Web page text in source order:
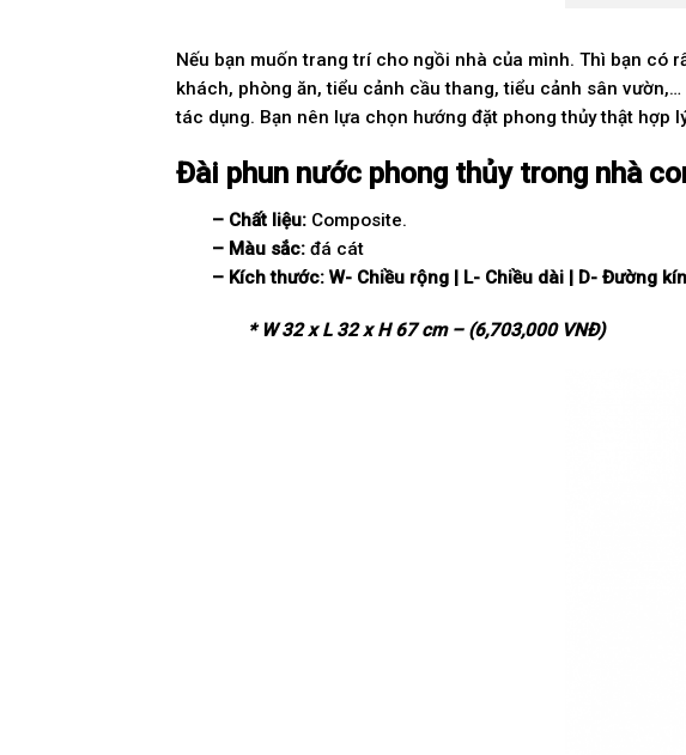
Nếu bạn muốn trang trí cho ngồi nhà của mình. Thì bạn có
khách, phòng ăn, tiểu cảnh cầu thang, tiểu cảnh sân
tác dụng. Bạn nên lựa chọn hướng đặt phong thủy thật hợp
Đài phun nước phong thủy trong nhà
– Chất liệu: Composite.
– Màu sắc: đá cát
– Kích thước: W- Chiều rộng | L- Chiều dài | D- Đường kí
* W 32 x L 32 x H 67 cm – (6,703,000 VNĐ)